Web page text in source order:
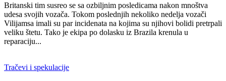
Britanski tim susreo se sa ozbiljnim posledicama nakon mnoštva
udesa svojih vozača. Tokom poslednjih nekoliko nedelja vozači
Vilijamsa imali su par incidenata na kojima su njihovi bolidi pretrpali
veliku štetu. Tako je ekipa po dolasku iz Brazila krenula u
reparaciju...
Tračevi i spekulacije